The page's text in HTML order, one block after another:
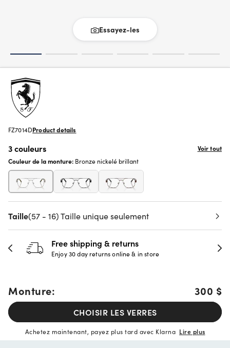
Essayez-les
FZ7014DProduct details
3 couleurs
Voir tout
Couleur de la monture: Bronze nickelé brillant
Taille(57 - 16) Taille unique seulement
Free shipping & returns
Enjoy 30 day returns online & in store
Monture: 300 $
CHOISIR LES VERRES
Achetez maintenant, payez plus tard avec Klarna Lire plus